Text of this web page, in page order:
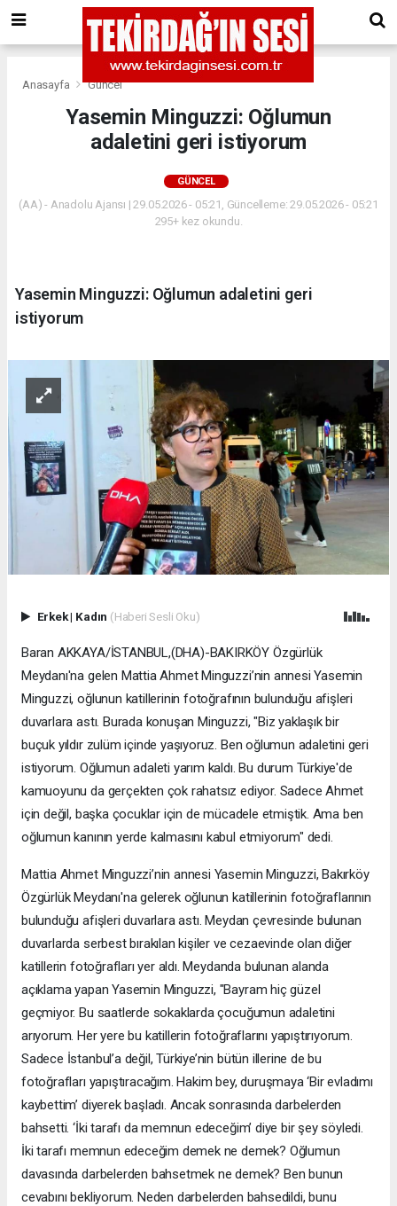
Anasayfa Güncel
Yasemin Minguzzi: Oğlumun
adaletini geri istiyorum
GÜNCEL
(AA) - Anadolu Ajansı | 29.05.2026 - 05:21, Güncelleme: 29.05.2026 - 05:21
295+ kez okundu.
Yasemin Minguzzi: Oğlumun adaletini geri
istiyorum
Erkek| Kadın (Haberi Sesli Oku)
Baran AKKAYA/İSTANBUL,(DHA)-BAKIRKÖY Özgürlük
Meydanı'na gelen Mattia Ahmet Minguzzi’nin annesi Yasemin
Minguzzi, oğlunun katillerinin fotoğrafının bulunduğu afişleri
duvarlara astı. Burada konuşan Minguzzi, "Biz yaklaşık bir
buçuk yıldır zulüm içinde yaşıyoruz. Ben oğlumun adaletini geri
istiyorum. Oğlumun adaleti yarım kaldı. Bu durum Türkiye'de
kamuoyunu da gerçekten çok rahatsız ediyor. Sadece Ahmet
için değil, başka çocuklar için de mücadele etmiştik. Ama ben
oğlumun kanının yerde kalmasını kabul etmiyorum" dedi.
Mattia Ahmet Minguzzi’nin annesi Yasemin Minguzzi, Bakırköy
Özgürlük Meydanı'na gelerek oğlunun katillerinin fotoğraflarının
bulunduğu afişleri duvarlara astı. Meydan çevresinde bulunan
duvarlarda serbest bırakılan kişiler ve cezaevinde olan diğer
katillerin fotoğrafları yer aldı. Meydanda bulunan alanda
açıklama yapan Yasemin Minguzzi, "Bayram hiç güzel
geçmiyor. Bu saatlerde sokaklarda çocuğumun adaletini
arıyorum. Her yere bu katillerin fotoğraflarını yapıştırıyorum.
Sadece İstanbul’a değil, Türkiye’nin bütün illerine de bu
fotoğrafları yapıştıracağım. Hakim bey, duruşmaya ‘Bir evladımı
kaybettim’ diyerek başladı. Ancak sonrasında darbelerden
bahsetti. ‘İki tarafı da memnun edeceğim’ diye bir şey söyledi.
İki tarafı memnun edeceğim demek ne demek? Oğlumun
davasında darbelerden bahsetmek ne demek? Ben bunun
cevabını bekliyorum. Neden darbelerden bahsedildi, bunu